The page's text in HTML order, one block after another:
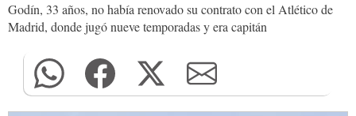
Godín, 33 años, no había renovado su contrato con el Atlético de
Madrid, donde jugó nueve temporadas y era capitán